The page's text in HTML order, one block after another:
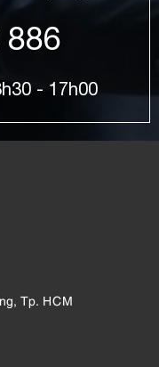
- 17h00
Tp. HCM